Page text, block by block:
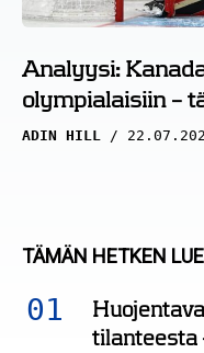
Analyysi:
olympialaisiin –
ADIN HILL
TÄMÄN HETKEN
tilanteesta